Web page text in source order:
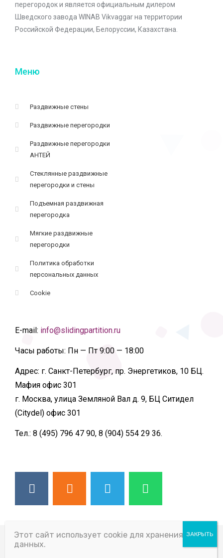
перегородок и является официальным дилером
Шведского завода WINAB Vikvaggar на территории
Российской Федерации, Белоруссии, Казахстана.
Меню
Раздвижные стены
Раздвижные перегородки
Раздвижные перегородки
АНТЕЙ
Стеклянные раздвижные
перегородки и стены
Подъемная раздвижная
перегородка
Мягкие раздвижные
перегородки
Политика обработки
персональных данных
Cookie
E-mail: info@slidingpartition.ru
Часы работы: Пн — Пт 9:00 — 18:00
Адрес: г. Санкт-Петербург, пр. Энергетиков, 10 БЦ.
Мафия офис 301
г. Москва, улица Земляной Вал д. 9, БЦ Ситидел
(Citydel) офис 301
Тел.: 8 (495) 796 47 90, 8 (904) 554 29 36.
© 2026 ВСЕ ПРАВА ЗАЩИЩЕНЫ
Этот сайт использует cookie для хранения
данных.